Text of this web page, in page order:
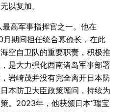
以复加。
高军事指挥官之一。他在
期间担任统合幕僚长，在此
空自卫队的重要职责，积极推
是大力强化西南诸岛军事部署
岩崎茂并没有完全离开日本防
本防卫大臣政策顾问，持续为
。2023年，他获颁日本“瑞宝